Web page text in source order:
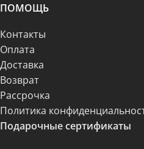
ПОМОЩЬ
Контакты
Оплата
Доставка
Возврат
Рассрочка
Политика
Подарочные сертификаты